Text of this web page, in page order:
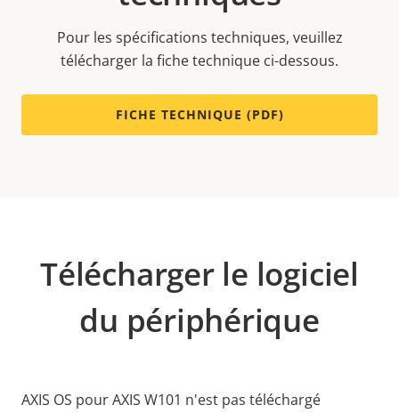
Pour les spécifications techniques, veuillez
télécharger la fiche technique ci-dessous.
FICHE TECHNIQUE (PDF)
Télécharger le logiciel
du périphérique
AXIS OS pour AXIS W101 n'est pas téléchargé